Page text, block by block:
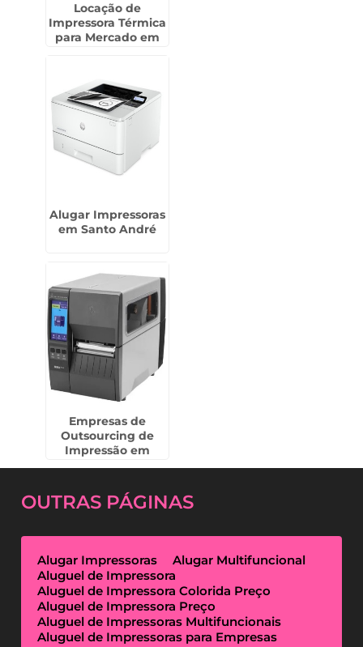
Locação de
Impressora Térmica
para Mercado em
Alugar Impressoras
em Santo André
Empresas de
Outsourcing de
Impressão em
Campo Limpo
OUTRAS PÁGINAS
Alugar Impressoras
Alugar Multifuncional
Aluguel de Impressora
Aluguel de Impressora Colorida Preço
Aluguel de Impressora Preço
Aluguel de Impressoras Multifuncionais
Aluguel de Impressoras para Empresas